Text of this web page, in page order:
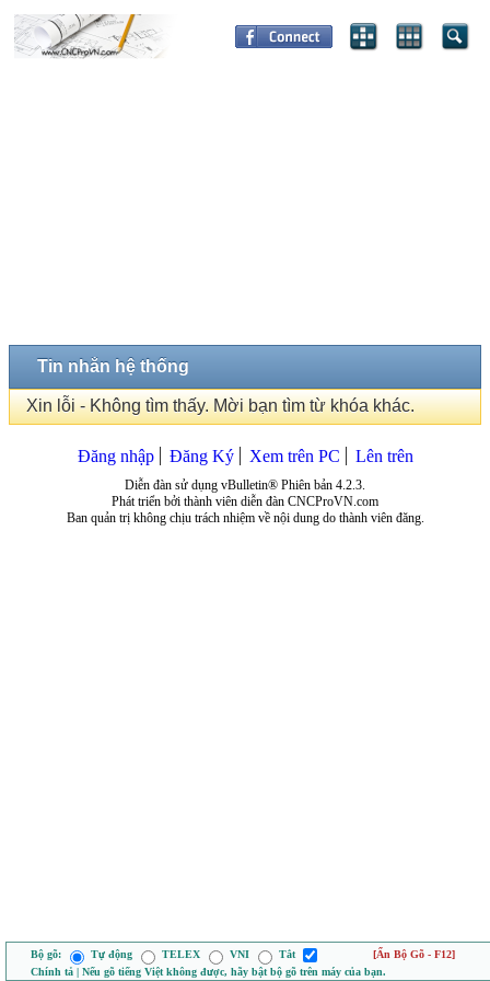
Tin nhắn hệ thống
Xin lỗi - Không tìm thấy. Mời bạn tìm từ khóa khác.
Đăng nhập Đăng Ký Xem trên PC Lên trên
Diễn đàn sử dụng vBulletin® Phiên bản 4.2.3.
Phát triển bởi thành viên diễn đàn CNCProVN.com
Ban quản trị không chịu trách nhiệm về nội dung do thành viên đăng.
Bộ gõ: Tự động TELEX VNI Tắt
[Ẩn Bộ Gõ - F12]
Chính tả | Nếu gõ tiếng Việt không được, hãy bật bộ gõ trên máy của bạn.